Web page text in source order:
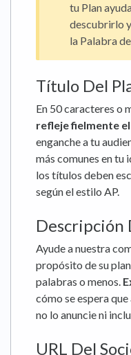
tu Plan
descubrirlo
la Palabra
Título Del
En 50 caracteres o
refleje fielmente
enganche a tu
más comunes en tu
los títulos deben
según el estilo AP.
Descripción
Ayude a nuestra
propósito de su
palabras o menos.
cómo se espera
no lo anuncie ni
URL Del